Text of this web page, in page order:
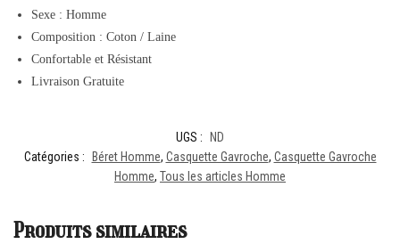
Sexe : Homme
Composition : Coton / Laine
Confortable et Résistant
Livraison Gratuite
UGS :
ND
Catégories :
Béret Homme, Casquette Gavroche, Casquette Gavroche
Homme, Tous les articles Homme
Produits similaires